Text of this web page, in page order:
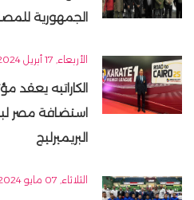
الجمهورية
الأربعاء, 17 أبريل 2024 - 08:19 م
الكاراتيه يعقد
استضافة مصر
البريميرليج
الثلاثاء, 07 مايو 2024 - 04:17 م